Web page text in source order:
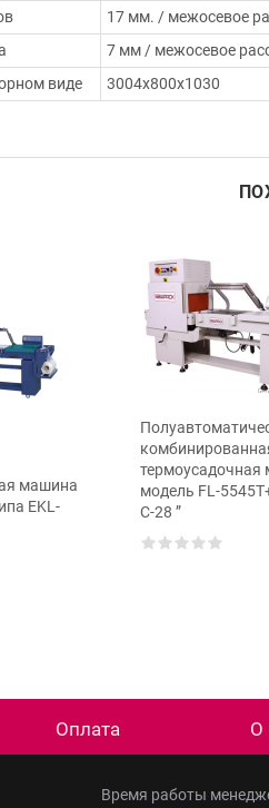
17 мм. / межосевое
7 мм / межосевое
виде
3004х800х1030
машина
EKL-
термоусадочная
модель FL-
C-28 ”
Оплата О
Время работы